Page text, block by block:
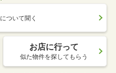
について聞く
お店に行って
似た物件を探してもらう